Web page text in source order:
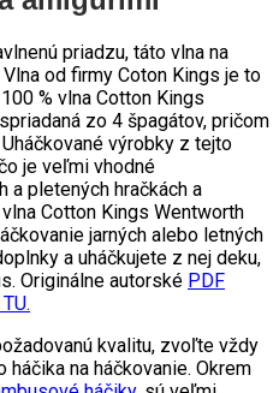
priadzu, táto vlna na
od firmy Coton Kings je to
% vlna Cotton Kings
zo 4 špagátov, pričom
výrobky z tejto
je veľmi vhodné
a pletených hračkách a
Cotton Kings Wentworth
jarných alebo letných
a uháčkujete z nej deku,
Originálne autorské PDF
kvalitu, zvoľte vždy
na háčkovanie. Okrem